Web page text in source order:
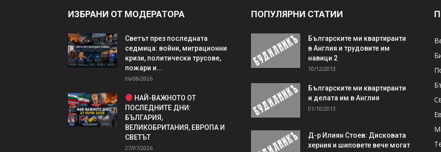
ИЗБРАНИ ОТ МОДЕРАТОРА
Светът през последната
седмица: войни, миграционни
кризи, политически трусове,
пожари и...
06/08/2026
НАЙ-ВАЖНОТО ОТ
ПОСЛЕДНИТЕ ДНИ:
БЪЛГАРИЯ,
ВЕЛИКОБРИТАНИЯ, ЕВРОПА И
СВЕТЪТ
27/07/2026
ПОПУЛЯРНИ СТАТИИ
Българските ми квартиранти
в Англия и трудовите им
навици 2
10/12/2013
Българските ми квартиранти
и делата им в Англия
01/10/2013
Д-р Илиян Стоев: Дисковата
херния и шиповете вече могат